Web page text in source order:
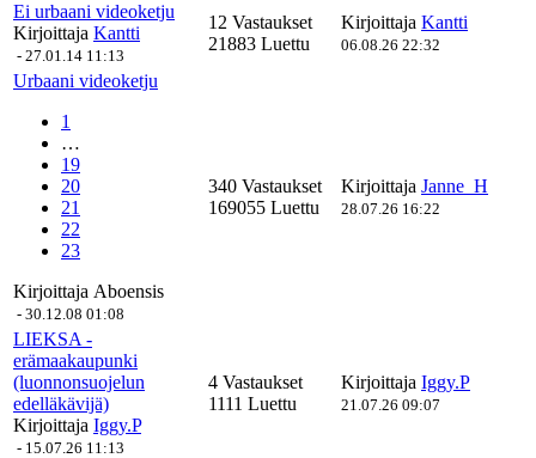
Ei urbaani videoketju
Kirjoittaja Kantti
- 27.01.14 11:13
12 Vastaukset
21883 Luettu
Kirjoittaja Kantti
06.08.26 22:32
Urbaani videoketju
1
…
19
20
21
22
23
Kirjoittaja Aboensis
- 30.12.08 01:08
340 Vastaukset
169055 Luettu
Kirjoittaja Janne_H
28.07.26 16:22
LIEKSA -
erämaakaupunki
(luonnonsuojelun
edelläkävijä)
Kirjoittaja Iggy.P
- 15.07.26 11:13
4 Vastaukset
1111 Luettu
Kirjoittaja Iggy.P
21.07.26 09:07